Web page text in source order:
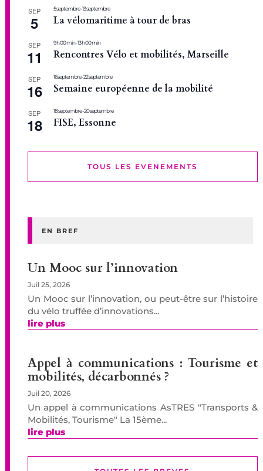
SEP
5
5 septembre-13 septembre
La vélomaritime à tour de bras
SEP
11
9 h 00 min-13 h 00 min
Rencontres Vélo et mobilités, Marseille
SEP
16
16 septembre-22 septembre
Semaine européenne de la mobilité
SEP
18
18 septembre-20 septembre
FISE, Essonne
TOUS LES EVENEMENTS
EN BREF
Un Mooc sur l’innovation
Juil 25, 2026
Un Mooc sur l’innovation, ou peut-être sur l’histoire
du vélo truffée d’innovations...
lire plus
Appel à communications : Tourisme et
mobilités, décarbonnés ?
Juil 20, 2026
Un appel à communications AsTRES "Transports &
Mobilités, Tourisme" La 15ème...
lire plus